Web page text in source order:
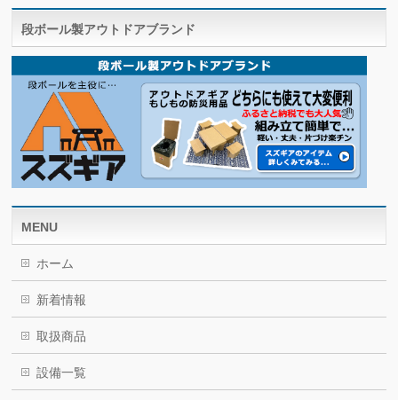
段ボール製アウトドアブランド
MENU
ホーム
新着情報
取扱商品
設備一覧